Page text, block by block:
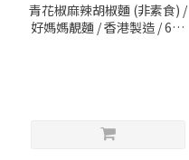
青花椒麻辣胡椒麵 (非素食) /
好媽媽靚麵 / 香港製造 / 600